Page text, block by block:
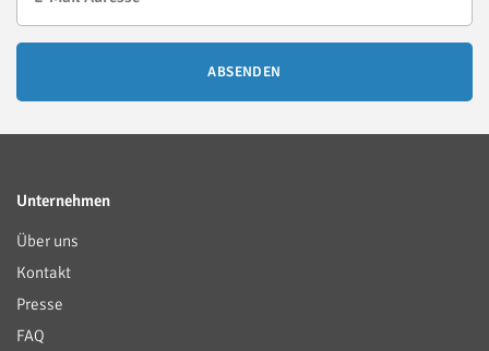
ABSENDEN
Unternehmen
Über uns
Kontakt
Presse
FAQ